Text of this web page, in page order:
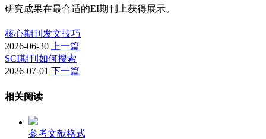
研究成果在最合适的EI期刊上获得展示。
核心期刊发文技巧
2026-06-30 上一篇
SCI期刊如何搜索
2026-07-01 下一篇
相关阅读
参考文献格式